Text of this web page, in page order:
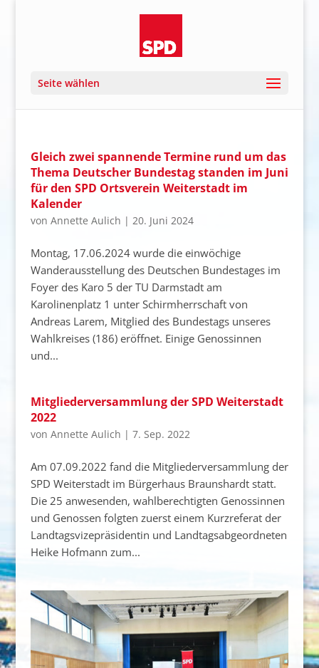
Seite wählen
Gleich zwei spannende Termine rund um das
Thema Deutscher Bundestag standen im Juni
für den SPD Ortsverein Weiterstadt im
Kalender
von Annette Aulich | 20. Juni 2024
Montag, 17.06.2024 wurde die einwöchige
Wanderausstellung des Deutschen Bundestages im
Foyer des Karo 5 der TU Darmstadt am
Karolinenplatz 1 unter Schirmherrschaft von
Andreas Larem, Mitglied des Bundestags unseres
Wahlkreises (186) eröffnet. Einige Genossinnen
und...
Mitgliederversammlung der SPD Weiterstadt
2022
von Annette Aulich | 7. Sep. 2022
Am 07.09.2022 fand die Mitgliederversammlung der
SPD Weiterstadt im Bürgerhaus Braunshardt statt.
Die 25 anwesenden, wahlberechtigten Genossinnen
und Genossen folgten zuerst einem Kurzreferat der
Landtagsvizepräsidentin und Landtagsabgeordneten
Heike Hofmann zum...